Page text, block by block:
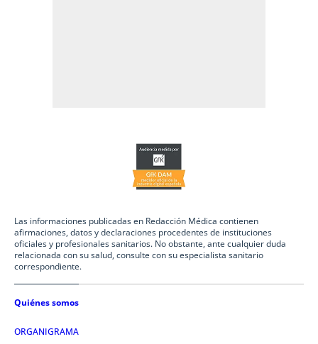
Las informaciones publicadas en Redacción Médica contienen
afirmaciones, datos y declaraciones procedentes de instituciones
oficiales y profesionales sanitarios. No obstante, ante cualquier duda
relacionada con su salud, consulte con su especialista sanitario
correspondiente.
Quiénes somos
ORGANIGRAMA